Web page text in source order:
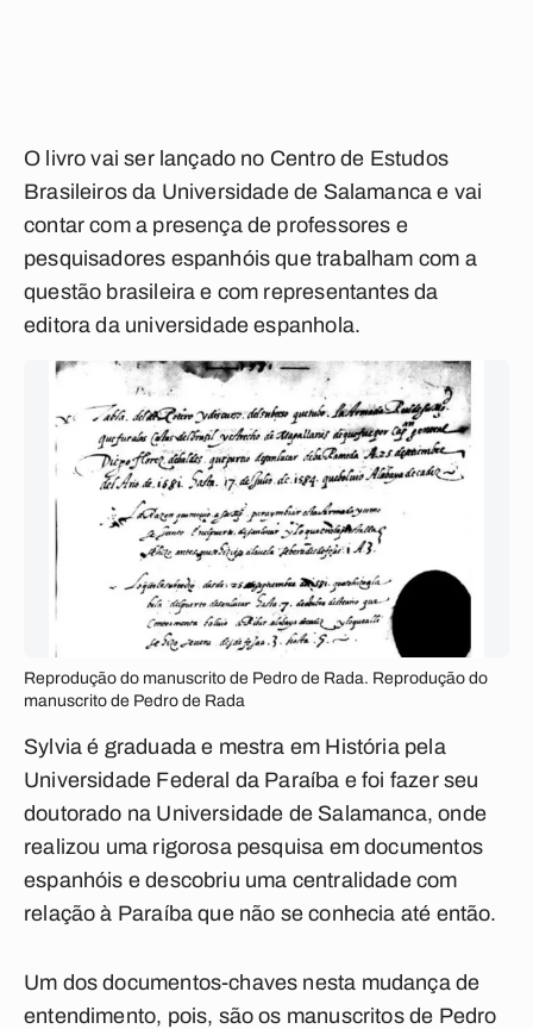
O livro vai ser lançado no Centro de Estudos
Brasileiros da Universidade de Salamanca e vai
contar com a presença de professores e
pesquisadores espanhóis que trabalham com a
questão brasileira e com representantes da
editora da universidade espanhola.
Reprodução do manuscrito de Pedro de Rada. Reprodução do
manuscrito de Pedro de Rada
Sylvia é graduada e mestra em História pela
Universidade Federal da Paraíba e foi fazer seu
doutorado na Universidade de Salamanca, onde
realizou uma rigorosa pesquisa em documentos
espanhóis e descobriu uma centralidade com
relação à Paraíba que não se conhecia até então.
Um dos documentos-chaves nesta mudança de
entendimento, pois, são os manuscritos de Pedro